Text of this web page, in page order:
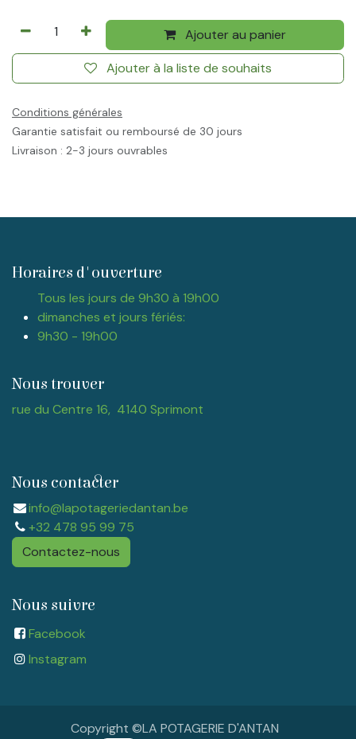
Ajouter au panier
Ajouter à la liste de souhaits
Conditions générales
Garantie satisfait ou remboursé de 30 jours
Livraison : 2-3 jours ouvrables
Horaires d'ouverture
Tous les jours de 9h30 à 19h00
dimanches et jours fériés:
9h30 - 19h00
Nous trouver
rue du Centre 16, 4140 Sprimont
Nous contacter
info@lapotageriedantan.be
+32 478 95 99 75
Contactez-nous
Nous suivre
Facebook
Instagram​
Copyright ©LA POTAGERIE D'ANTAN